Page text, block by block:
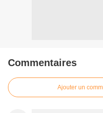
Commentaires
Ajouter un